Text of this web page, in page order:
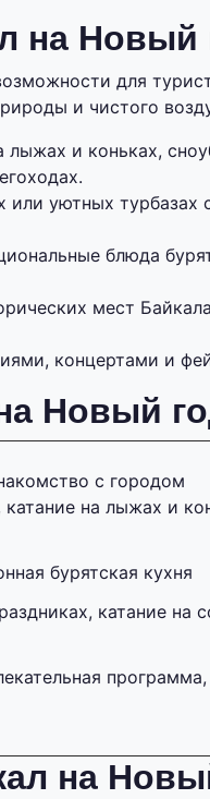
на Новый
для
и чистого
и коньках,
уютных турбазах
блюда
мест
концертами и
Новый
с городом
на лыжах и
бурятская кухня
катание на
на